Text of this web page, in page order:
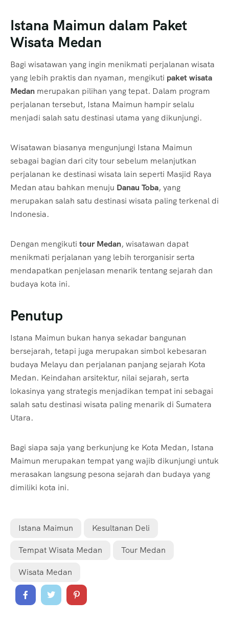
Istana Maimun dalam Paket
Wisata Medan
Bagi wisatawan yang ingin menikmati perjalanan wisata
yang lebih praktis dan nyaman, mengikuti paket wisata
Medan merupakan pilihan yang tepat. Dalam program
perjalanan tersebut, Istana Maimun hampir selalu
menjadi salah satu destinasi utama yang dikunjungi.
Wisatawan biasanya mengunjungi Istana Maimun
sebagai bagian dari city tour sebelum melanjutkan
perjalanan ke destinasi wisata lain seperti Masjid Raya
Medan atau bahkan menuju Danau Toba, yang
merupakan salah satu destinasi wisata paling terkenal di
Indonesia.
Dengan mengikuti tour Medan, wisatawan dapat
menikmati perjalanan yang lebih terorganisir serta
mendapatkan penjelasan menarik tentang sejarah dan
budaya kota ini.
Penutup
Istana Maimun bukan hanya sekadar bangunan
bersejarah, tetapi juga merupakan simbol kebesaran
budaya Melayu dan perjalanan panjang sejarah Kota
Medan. Keindahan arsitektur, nilai sejarah, serta
lokasinya yang strategis menjadikan tempat ini sebagai
salah satu destinasi wisata paling menarik di Sumatera
Utara.
Bagi siapa saja yang berkunjung ke Kota Medan, Istana
Maimun merupakan tempat yang wajib dikunjungi untuk
merasakan langsung pesona sejarah dan budaya yang
dimiliki kota ini.
Istana Maimun Kesultanan Deli
Tempat Wisata Medan Tour Medan
Wisata Medan